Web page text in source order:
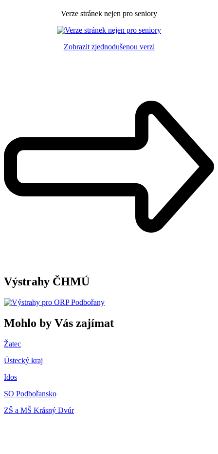
Verze stránek nejen pro seniory
Zobrazit zjednodušenou verzi
Výstrahy ČHMÚ
Mohlo by Vás zajímat
Žatec
Ústecký kraj
Idos
SO Podbořansko
ZŠ a MŠ Krásný Dvúr